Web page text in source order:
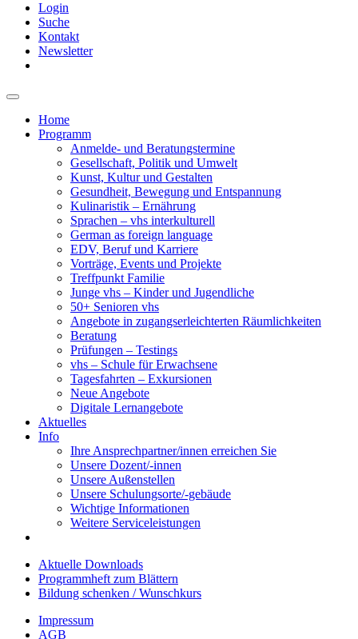
Login
Suche
Kontakt
Newsletter
Home
Programm
Anmelde- und Beratungstermine
Gesellschaft, Politik und Umwelt
Kunst, Kultur und Gestalten
Gesundheit, Bewegung und Entspannung
Kulinaristik – Ernährung
Sprachen – vhs interkulturell
German as foreign language
EDV, Beruf und Karriere
Vorträge, Events und Projekte
Treffpunkt Familie
Junge vhs – Kinder und Jugendliche
50+ Senioren vhs
Angebote in zugangserleichterten Räumlichkeiten
Beratung
Prüfungen – Testings
vhs – Schule für Erwachsene
Tagesfahrten – Exkursionen
Neue Angebote
Digitale Lernangebote
Aktuelles
Info
Ihre Ansprechpartner/innen erreichen Sie
Unsere Dozent/-innen
Unsere Außenstellen
Unsere Schulungsorte/-gebäude
Wichtige Informationen
Weitere Serviceleistungen
Aktuelle Downloads
Programmheft zum Blättern
Bildung schenken / Wunschkurs
Impressum
AGB